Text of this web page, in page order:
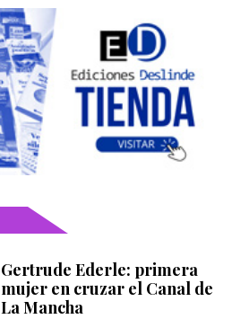
Gertrude Ederle: primera
mujer en cruzar el Canal de
La Mancha